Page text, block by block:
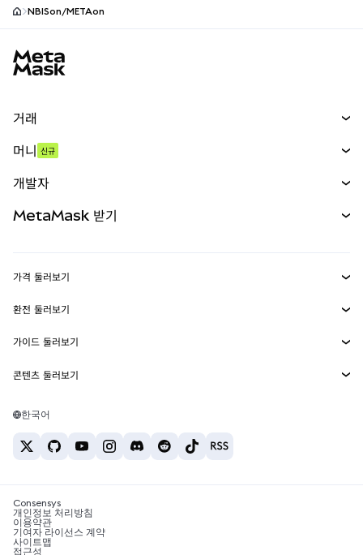
NBISon/METAon
거래
무기한 선물
실물자산
머니 신규
개발자
MetaMask Connect
Snaps
웹3 서비스
MetaMask 받기
보안
고객 지원
채용
가격 둘러보기
이더리움 가격
솔라나 가격
테더 가격
환전 둘러보기
ETH를 USD로 환전
USDT를 INR로 환전
BTC를 INR로 환전
ETH를 USDT로 환전
가이드 둘러보기
ETH 매수
USDT 매수
SHIB 매수
BNB 매수
콘텐츠 둘러보기
솔라나 지갑
암호화폐 세금 뉴스
암호화폐 매수 방법
한국어
Consensys
개인정보 처리방침
이용약관
기여자 라이선스 계약
사이트맵
접근성